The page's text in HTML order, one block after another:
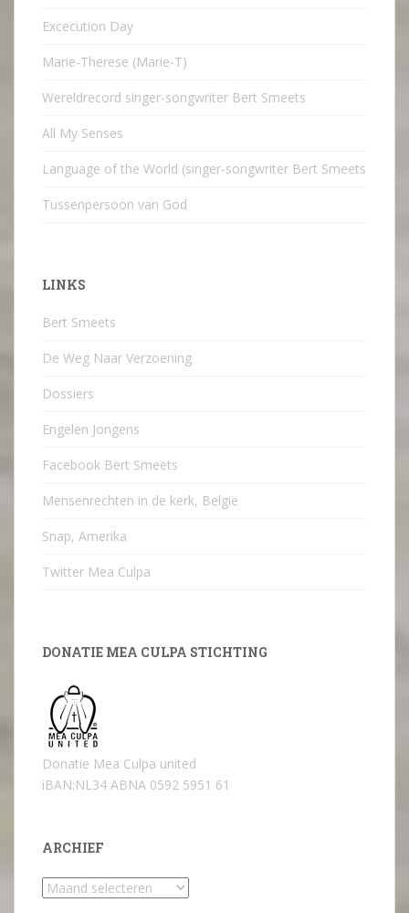
Excecution Day
Marie-Therese (Marie-T)
Wereldrecord singer-songwriter Bert Smeets
All My Senses
Language of the World (singer-songwriter Bert Smeets
Tussenpersoon van God
LINKS
Bert Smeets
De Weg Naar Verzoening
Dossiers
Engelen Jongens
Facebook Bert Smeets
Mensenrechten in de kerk, België
Snap, Amerika
Twitter Mea Culpa
DONATIE MEA CULPA STICHTING
Donatie Mea Culpa united
iBAN:NL34 ABNA 0592 5951 61
ARCHIEF
Archief